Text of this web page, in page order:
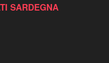
SARDEGNA